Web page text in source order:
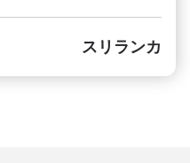
スリランカ